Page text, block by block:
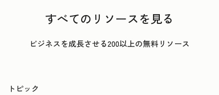
すべてのリソースを見る
ビジネスを成長させる200以上の無料リソース
トピック